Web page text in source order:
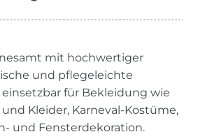
mit hochwertiger
und pflegeleichte
für Bekleidung wie
Kleider, Karneval-Kostüme,
und Fensterdekoration.